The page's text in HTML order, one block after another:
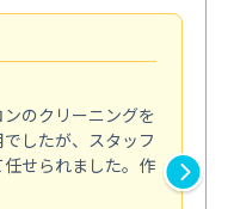
のクリーニングを
したが、スタッフ
せられました。作